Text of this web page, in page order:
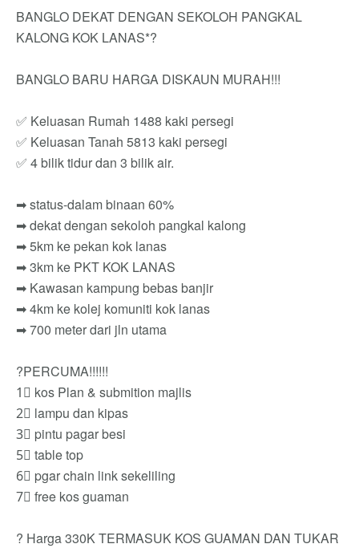
BANGLO DEKAT DENGAN SEKOLOH PANGKAL
KALONG KOK LANAS*?
BANGLO BARU HARGA DISKAUN MURAH!!!
✅ Keluasan Rumah 1488 kaki persegi
✅ Keluasan Tanah 5813 kaki persegi
✅ 4 bilik tidur dan 3 bilik air.
➡ status-dalam binaan 60%
➡ dekat dengan sekoloh pangkal kalong
➡ 5km ke pekan kok lanas
➡ 3km ke PKT KOK LANAS
➡ Kawasan kampung bebas banjir
➡ 4km ke kolej komuniti kok lanas
➡ 700 meter dari jln utama
?PERCUMA!!!!!!
1⃣ kos Plan & submition majlis
2⃣ lampu dan kipas
3⃣ pintu pagar besi
5⃣ table top
6⃣ pgar chain link sekeliling
7⃣ free kos guaman
? Harga 330K TERMASUK KOS GUAMAN DAN TUKAR